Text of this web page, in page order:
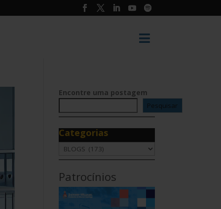

Encontre uma postagem
Pesquisar
Categorias
Categorias
Patrocínios